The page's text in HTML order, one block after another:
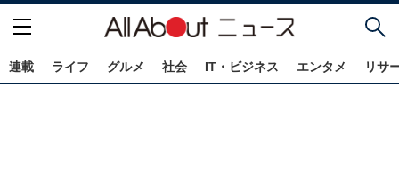
連載 ライフ グルメ 社会 IT・ビジネス エンタメ リサ